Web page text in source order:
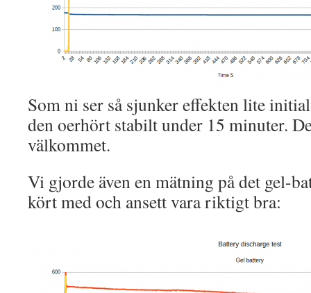
Som ni ser så sjunker effekten lite
den oerhört stabilt under 15 minuter.
välkommet.
Vi gjorde även en mätning på det gel-
kört med och ansett vara riktigt bra: